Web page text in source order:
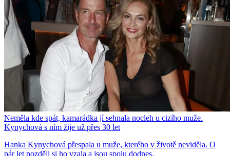
Neměla kde spát, kamarádka jí sehnala nocleh u cizího muže.
Kynychová s ním žije už přes 30 let
Hanka Kynychová přespala u muže, kterého v životě neviděla. O
pár let později si ho vzala a jsou spolu dodnes.